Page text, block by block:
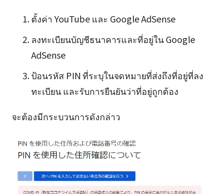
ตั้งค่า YouTube และ Google AdSense
ลงทะเบียนบัญชีธนาคารและที่อยู่ใน Google
AdSense
ป้อนรหัส PIN ที่ระบุในจดหมายที่ส่งถึงที่อยู่ที่ลง
ทะเบียน และรับการยืนยันว่าที่อยู่ถูกต้อง
จะต้องมีกระบวนการดังกล่าว